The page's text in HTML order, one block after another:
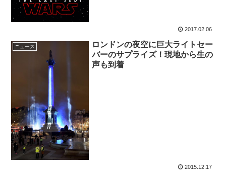
2017.02.06
ニュース
ロンドンの夜空に巨大ライトセー
バーのサプライズ！現地から生の
声も到着
2015.12.17